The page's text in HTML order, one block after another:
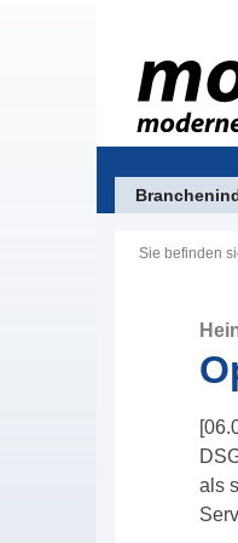
Sie befinden
als